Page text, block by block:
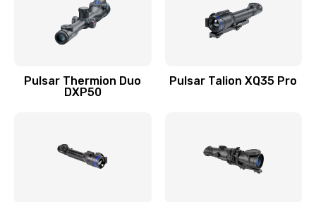
Pulsar Thermion Duo
DXP50
Pulsar Talion XQ35 Pro